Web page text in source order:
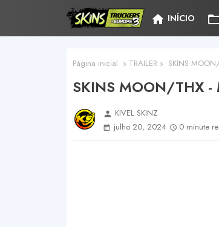
home INÍCIO
Página inicial TRAILER SKINS
SKINS MOON/THX -
person KIVEL SKINZ
julho 20, 2024
0 minute